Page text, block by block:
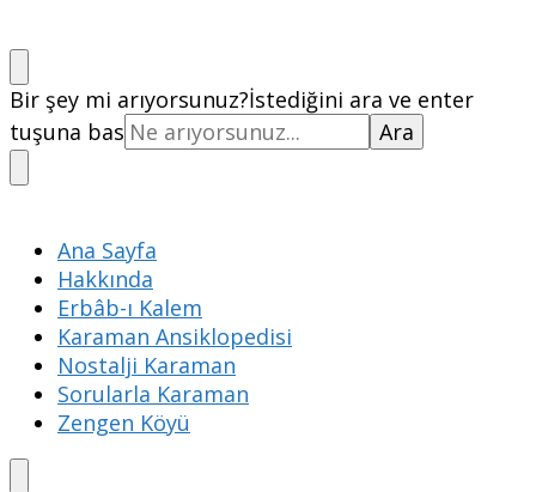
Bir şey mi arıyorsunuz?İstediğini ara ve enter
tuşuna bas
Ana Sayfa
Hakkında
Erbâb-ı Kalem
Karaman Ansiklopedisi
Nostalji Karaman
Sorularla Karaman
Zengen Köyü